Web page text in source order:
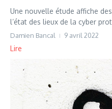
Une nouvelle étude affiche
l’état des lieux de la cyber
Damien Bancal 9 avril 2022
Lire